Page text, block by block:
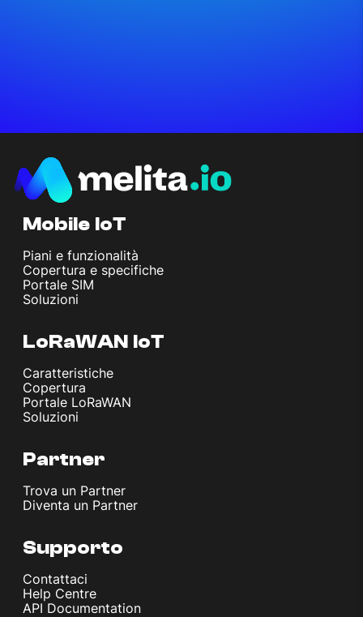
Mobile IoT
Piani e funzionalità
Copertura e specifiche
Portale SIM
Soluzioni
LoRaWAN IoT
Caratteristiche
Copertura
Portale LoRaWAN
Soluzioni
Partner
Trova un Partner
Diventa un Partner
Supporto
Contattaci
Help Centre
API Documentation